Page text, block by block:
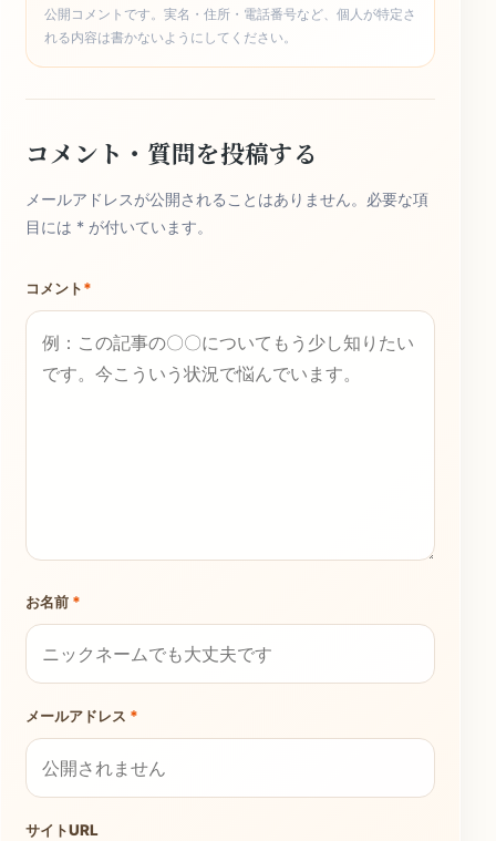
公開コメントです。実名・住所・電話番号など、個人が特定さ
れる内容は書かないようにしてください。
コメント・質問を投稿する
メールアドレスが公開されることはありません。必要な項
目には * が付いています。
コメント*
お名前 *
メールアドレス *
サイトURL